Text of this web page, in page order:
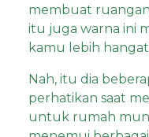
membuat
itu juga warna ini
kamu lebih
Nah, itu dia
perhatikan saat
untuk rumah